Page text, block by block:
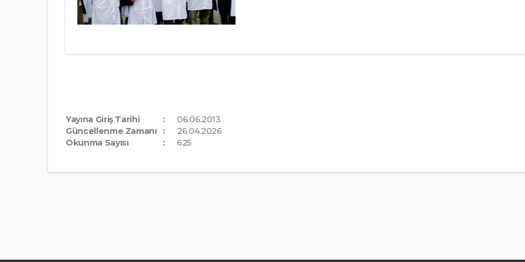
Yayına Giriş Tarihi
06.06.2013
Güncellenme Zamanı
26.04.2026
Okunma Sayısı
625